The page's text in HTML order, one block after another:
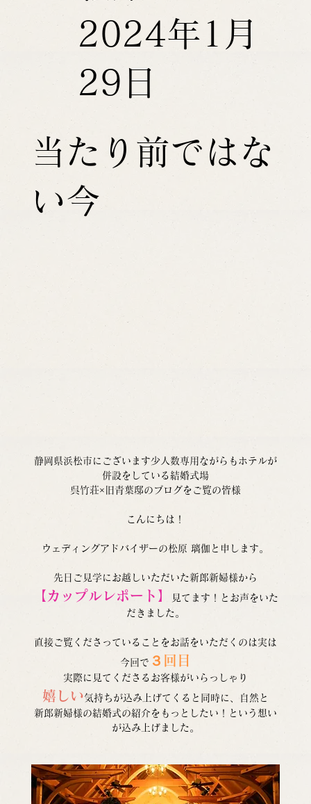
当たり前ではな
い今
2024年1月
29日
静岡県浜松市にございます少人数専用ながらもホテルが
併設をしている結婚式場
呉竹荘×旧青葉邸のブログをご覧の皆様
こんにちは！
ウェディングアドバイザーの松原 璃伽と申します。
先日ご見学にお越しいただいた新郎新婦様から
【カップルレポート】
見てます！とお声をいた
だきました。
直接ご覧くださっていることをお話をいただくのは実は
今回で ３回目
実際に見てくださるお客様がいらっしゃり
嬉しい気持ちが込み上げてくると同時に、自然と
新郎新婦様の結婚式の紹介をもっとしたい！という想い
が込み上げました。